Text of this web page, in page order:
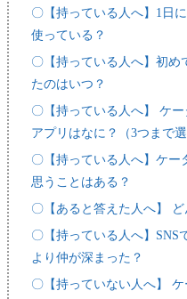
〇【持っている人へ】1日
使っている？
〇【持っている人へ】初め
たのはいつ？
〇【持っている人へ】 ケ
アプリはなに？（3つまで選
〇【持っている人へ】ケー
思うことはある？
〇【あると答えた人へ】
〇【持っている人へ】SNS
より仲が深まった？
〇【持っていない人へ】